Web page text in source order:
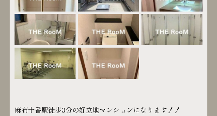
麻布十番駅徒歩3分の好立地マンションになります！！